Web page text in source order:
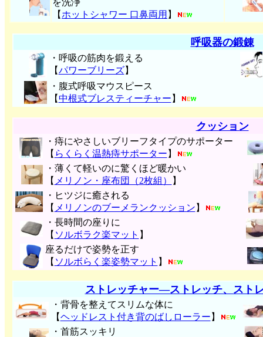
を洗浄
【 ホットシャワー 口鼻両用 】
呼吸器の鍛錬
・呼吸の筋肉を鍛える
【パワーブリーズ】
・腹式呼吸マウスピース
【中根式ブレスティーチャー 】
クッション
・痔にやさしいブリーフタイプのサポーター
【 らくらく温熱痔サポーター 】
・薄くて軽いのに驚くほど暖かい
【 メリノン・座布団（2枚組）
】
・ヒツジに癒される
【 メリノンのブーメランクッション 】
・長時間の座りに
【 ソルボラク楽マット 】
座るだけで姿勢を正す
【 ソルボらく楽姿勢マット 】
ストレッチャー―ストレッチ、スト
・背骨を整えてスリムな体に
【ヘッドレスト付き背のばしローラー 】
・首筋スッキリ